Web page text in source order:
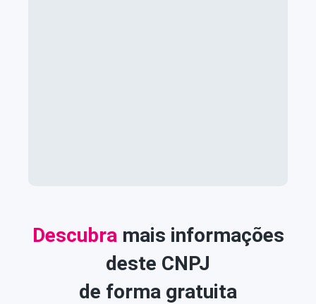
Descubra mais informações
deste CNPJ
de forma gratuita